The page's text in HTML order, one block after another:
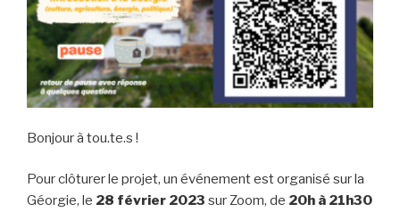
Bonjour à tou.te.s !
Pour clôturer le projet, un événement est organisé sur la
Géorgie, le 28 février 2023 sur Zoom, de 20h à 21h30